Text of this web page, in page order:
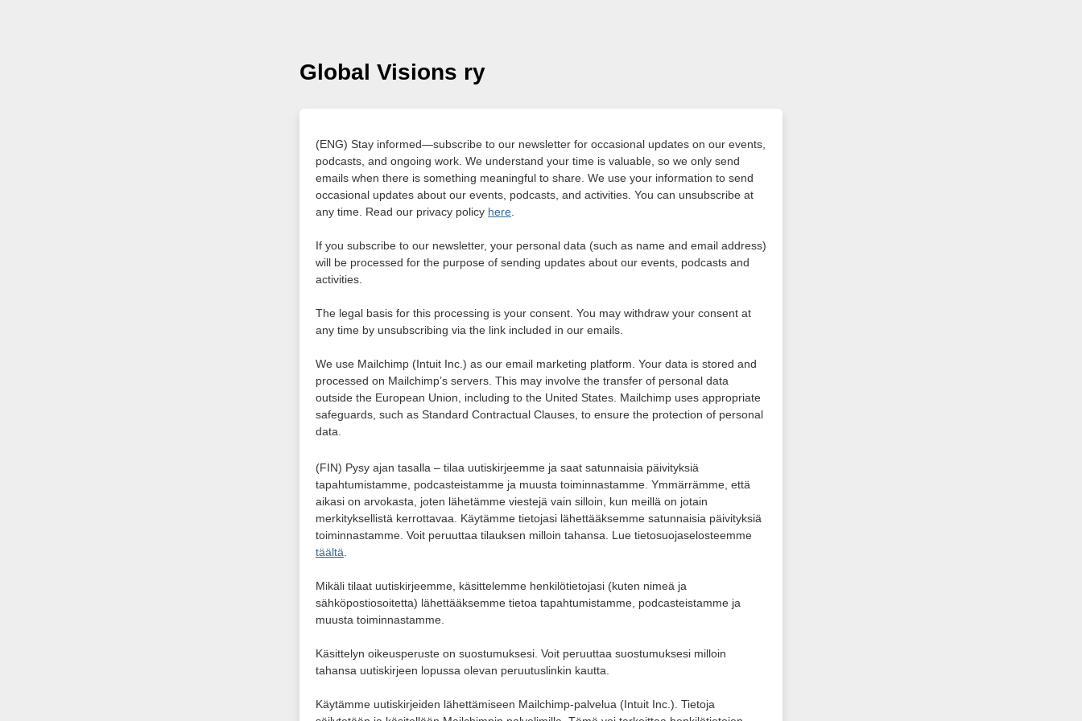
Global Visions ry
(ENG) Stay informed—subscribe to our newsletter for occasional updates on our events,
podcasts, and ongoing work. We understand your time is valuable, so we only send
emails when there is something meaningful to share. We use your information to send
occasional updates about our events, podcasts, and activities. You can unsubscribe at
any time. Read our privacy policy here
If you subscribe to our newsletter, your personal data (such as name and email address)
will be processed for the purpose of sending updates about our events, podcasts and
activities.
The legal basis for this processing is your consent. You may withdraw your consent at
any time by unsubscribing via the link included in our emails.
We use Mailchimp (Intuit Inc.) as our email marketing platform. Your data is stored and
processed on Mailchimp’s servers. This may involve the transfer of personal data
outside the European Union, including to the United States. Mailchimp uses appropriate
safeguards, such as Standard Contractual Clauses, to ensure the protection of personal
data.
(FIN) Pysy ajan tasalla – tilaa uutiskirjeemme ja saat satunnaisia päivityksiä
tapahtumistamme, podcasteistamme ja muusta toiminnastamme. Ymmärrämme, että
aikasi on arvokasta, joten lähetämme viestejä vain silloin, kun meillä on jotain
merkityksellistä kerrottavaa. Käytämme tietojasi lähettääksemme satunnaisia päivityksiä
toiminnastamme. Voit peruuttaa tilauksen milloin tahansa. Lue tietosuojaselosteemme
täältä
Mikäli tilaat uutiskirjeemme, käsittelemme henkilötietojasi (kuten nimeä ja
sähköpostiosoitetta) lähettääksemme tietoa tapahtumistamme, podcasteistamme ja
muusta toiminnastamme.
Käsittelyn oikeusperuste on suostumuksesi. Voit peruuttaa suostumuksesi milloin
tahansa uutiskirjeen lopussa olevan peruutuslinkin kautta.
Käytämme uutiskirjeiden lähettämiseen Mailchimp-palvelua (Intuit Inc.). Tietoja